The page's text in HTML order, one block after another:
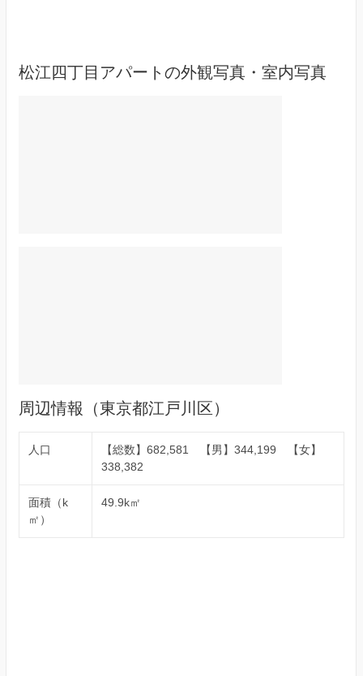
松江四丁目アパートの外観写真・室内写真
周辺情報（東京都江戸川区）
人口
【総数】682,581 【男】344,199 【女】
338,382
面積（k
㎡）
49.9k㎡